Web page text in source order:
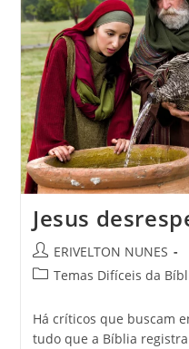
Jesus
ERIVELTON NUNES
Temas Difíceis da
Há críticos que buscam
tudo que a Bíblia